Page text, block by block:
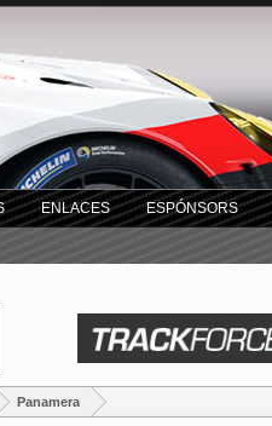
Panamera
ENLACES ESPÓNSORS